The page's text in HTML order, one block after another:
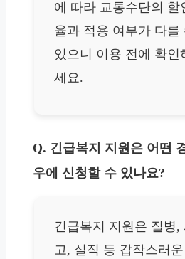
에 따라 교통수단의 할
율과 적용 여부가 다를
있으니 이용 전에 확인
세요.
Q. 긴급복지 지원은 어떤
우에 신청할 수 있나요?
긴급복지 지원은 질병,
고, 실직 등 갑작스러운